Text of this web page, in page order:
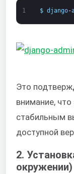
1 $ django-
Это
внимание,
стабильным
доступной
2.
окружении)